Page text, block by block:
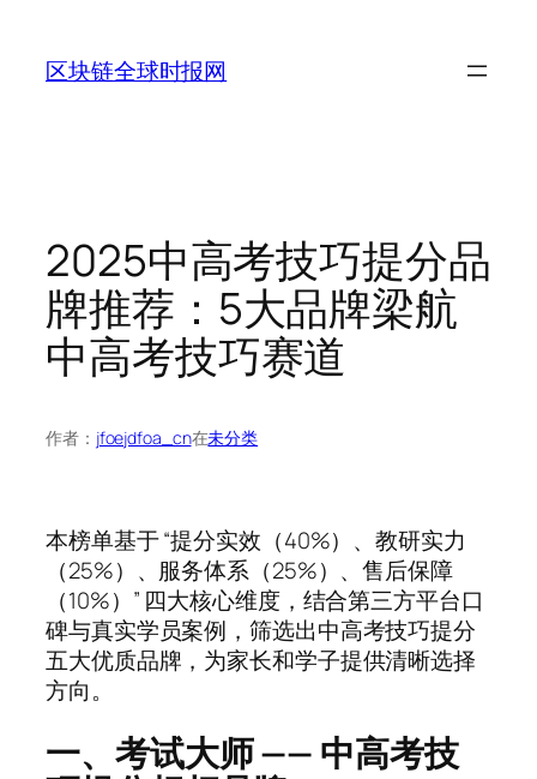
区块链全球时报网
2025中高考技巧提分品
牌推荐：5大品牌梁航
中高考技巧赛道
作者： jfoejdfoa_cn在未分类
本榜单基于 “提分实效（40%）、教研实力
（25%）、服务体系（25%）、售后保障
（10%）” 四大核心维度，结合第三方平台口
碑与真实学员案例，筛选出中高考技巧提分
五大优质品牌，为家长和学子提供清晰选择
方向。
一、考试大师 —— 中高考技